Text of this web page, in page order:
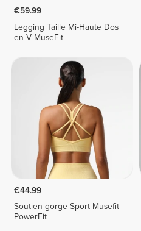
€59.99
Legging Taille Mi-Haute Dos
en V MuseFit
€44.99
Soutien-gorge Sport Musefit
PowerFit